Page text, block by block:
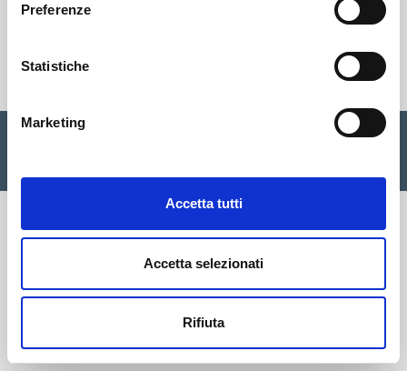
Preferenze
Statistiche
Marketing
Accetta tutti
Accetta selezionati
Rifiuta
Cisalfa Sport SpA Via Boccea, 496 - 00166 Roma C.F. P.IVA.
€ 28.353.142,00 I.V. |Privacy Policy|Cookie|Credits